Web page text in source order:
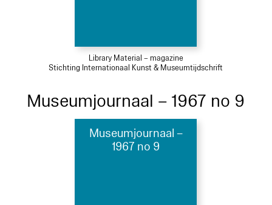
Library Material – magazine
Stichting Internationaal Kunst & Museumtijdschrift
Museumjournaal – 1967 no 9
Museumjournaal –
1967 no 9